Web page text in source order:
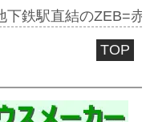
下鉄駅直結のZEB=
TOP